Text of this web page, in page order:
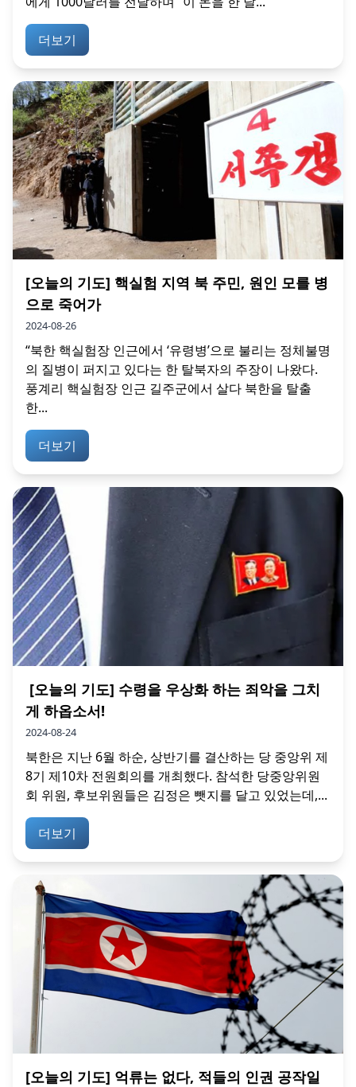
더보기
[오늘의 기도] 핵실험 지역 북 주민, 원인 모를 병
으로 죽어가
2024-08-26
“북한 핵실험장 인근에서 ‘유령병’으로 불리는 정체불명
의 질병이 퍼지고 있다는 한 탈북자의 주장이 나왔다.
풍계리 핵실험장 인근 길주군에서 살다 북한을 탈출
한...
더보기
[오늘의 기도] 수령을 우상화 하는 죄악을 그치
게 하옵소서!
2024-08-24
북한은 지난 6월 하순, 상반기를 결산하는 당 중앙위 제
8기 제10차 전원회의를 개최했다. 참석한 당중앙위원
회 위원, 후보위원들은 김정은 뺏지를 달고 있었는데,...
더보기
[오늘의 기도] 억류는 없다, 적들의 인권 공작일